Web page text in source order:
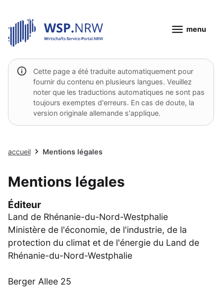
menu
Cette page a été traduite automatiquement pour
fournir du contenu en plusieurs langues. Veuillez
noter que les traductions automatiques ne sont pas
toujours exemptes d'erreurs. En cas de doute, la
version originale allemande s'applique.
accueil Mentions légales
Mentions légales
Éditeur
Land de Rhénanie-du-Nord-Westphalie
Ministère de l'économie, de l'industrie, de la
protection du climat et de l'énergie du Land de
Rhénanie-du-Nord-Westphalie
Berger Allee 25